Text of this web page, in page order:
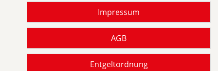
Impressum
AGB
Entgeltordnung